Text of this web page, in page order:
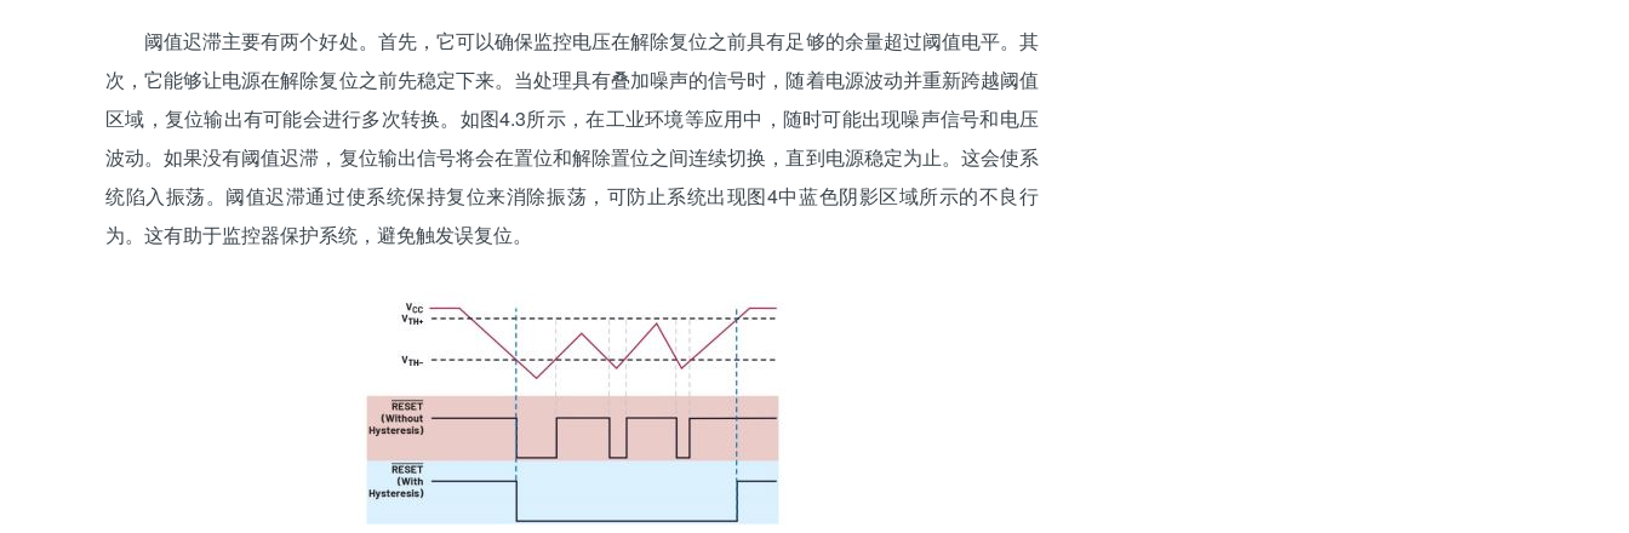
阈值迟滞主要有两个好处。首先，它可以确保监控电压在解除复位之前具有足够的余量超过阈值电平。其
次，它能够让电源在解除复位之前先稳定下来。当处理具有叠加噪声的信号时，随着电源波动并重新跨越阈值
区域，复位输出有可能会进行多次转换。如图4.3所示，在工业环境等应用中，随时可能出现噪声信号和电压
波动。如果没有阈值迟滞，复位输出信号将会在置位和解除置位之间连续切换，直到电源稳定为止。这会使系
统陷入振荡。阈值迟滞通过使系统保持复位来消除振荡，可防止系统出现图4中蓝色阴影区域所示的不良行
为。这有助于监控器保护系统，避免触发误复位。